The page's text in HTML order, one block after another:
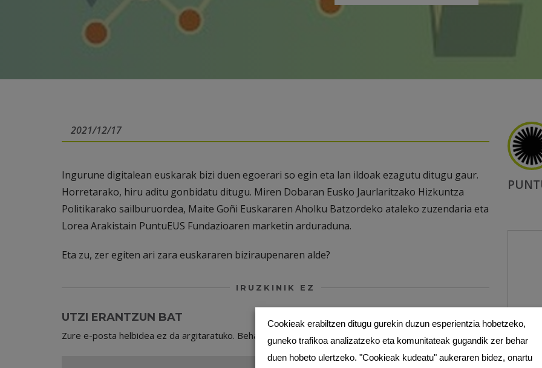
2021/12/17
Ingurune digitalean euskarak bizi duen egoerari so egin eta lan ildoak ezagutu ditugu gaur.
Horretarako, hiru aditu gonbidatu ditugu. Miren Dobaran Eusko Jaurlaritzako Hizkuntza
Politikarako sailburuordea, Maite Goñi Euskararen Aholku Batzordeko ataleko zuzendaria eta
Lorea Arakistain PuntuEUS Fundazioaren marketin arduraduna.
Eta zu, zer egiten ari zara euskararen biziraupenaren alde?
IRUZKINIK EZ
UTZI ERANTZUN BAT
Zure e-posta helbidea ez da argitaratuko. Beharrezko eremuak markatuta daude
Cookieak erabiltzen ditugu gurekin duzun esperientzia hobetzeko,
guneko trafikoa analizatzeko eta komunitateak gugandik zer behar
duen hobeto ulertzeko. "Cookieak kudeatu" aukeraren bidez, onartu